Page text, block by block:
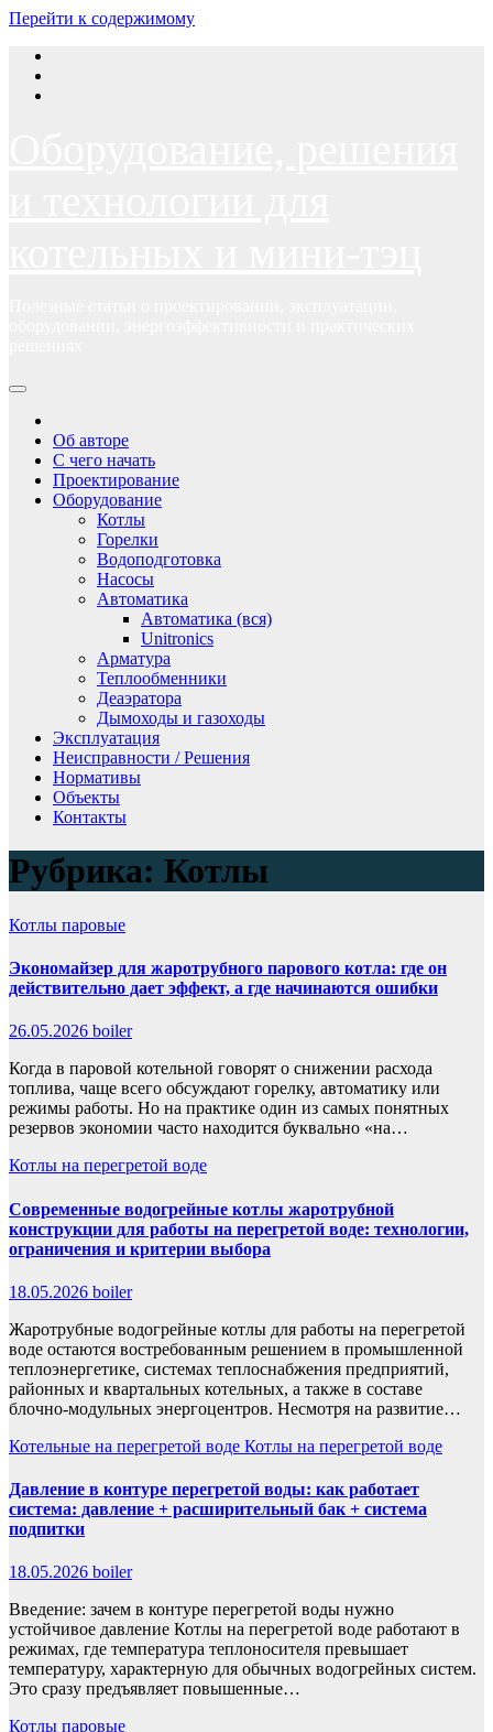
Перейти к содержимому
Об авторе
С чего начать
Проектирование
Оборудование
Котлы
Горелки
Водоподготовка
Насосы
Автоматика
Автоматика (вся)
Unitronics
Арматура
Теплообменники
Деаэратора
Дымоходы и газоходы
Эксплуатация
Неисправности / Решения
Нормативы
Объекты
Контакты
Рубрика: Котлы
Котлы паровые
Экономайзер для жаротрубного парового котла: где он
действительно дает эффект, а где начинаются ошибки
26.05.2026 boiler
Когда в паровой котельной говорят о снижении расхода
топлива, чаще всего обсуждают горелку, автоматику или
режимы работы. Но на практике один из самых понятных
резервов экономии часто находится буквально «на…
Котлы на перегретой воде
Современные водогрейные котлы жаротрубной
конструкции для работы на перегретой воде: технологии,
ограничения и критерии выбора
18.05.2026 boiler
Жаротрубные водогрейные котлы для работы на перегретой
воде остаются востребованным решением в промышленной
теплоэнергетике, системах теплоснабжения предприятий,
районных и квартальных котельных, а также в составе
блочно-модульных энергоцентров. Несмотря на развитие…
Котельные на перегретой воде Котлы на перегретой воде
Давление в контуре перегретой воды: как работает
система: давление + расширительный бак + система
подпитки
18.05.2026 boiler
Введение: зачем в контуре перегретой воды нужно
устойчивое давление Котлы на перегретой воде работают в
режимах, где температура теплоносителя превышает
температуру, характерную для обычных водогрейных систем.
Это сразу предъявляет повышенные…
Котлы паровые